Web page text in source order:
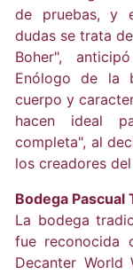
de pruebas, y
dudas se trata
Boher",
Enólogo de la
cuerpo y
hacen ideal
completa", al
los creadores
Bodega Pascual
La bodega
fue reconocida
Decanter World